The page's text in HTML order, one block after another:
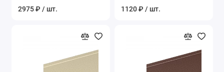
2975 ₽ / шт. 1120 ₽ / шт.